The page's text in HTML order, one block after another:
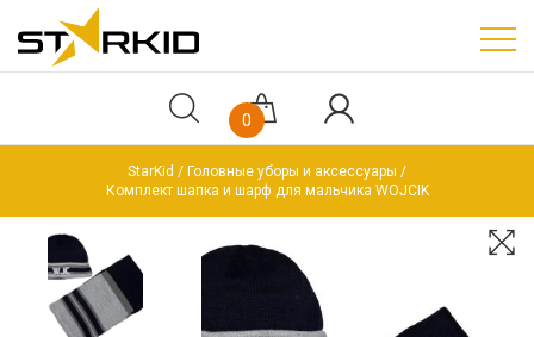
0
StarKid
Головные уборы и аксессуары
Комплект шапка и шарф для мальчика WOJCIK